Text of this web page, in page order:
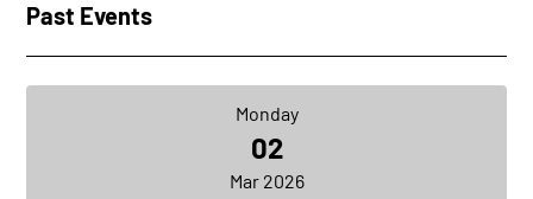
Past Events
Monday
02
Mar 2026